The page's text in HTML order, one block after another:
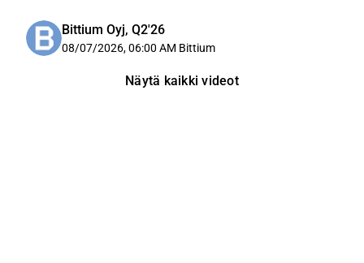
Bittium Oyj, Q2'26
08/07/2026, 06:00 AM Bittium
Näytä kaikki videot